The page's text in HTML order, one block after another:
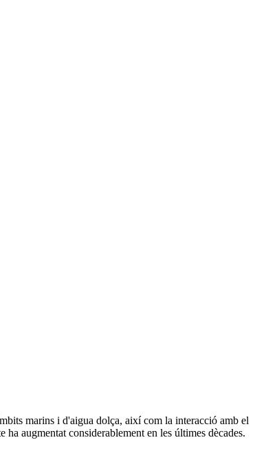
marins i d'aigua dolça, així com la interacció amb el
augmentat considerablement en les últimes dècades.